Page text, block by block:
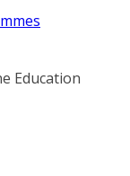
Education